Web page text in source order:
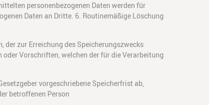
personenbezogenen Daten werden für
Daten an Dritte. 6. Routinemäßige Löschung
zur Erreichung des Speicherungszwecks
Vorschriften, welchen der für die Verarbeitung
vorgeschriebene Speicherfrist ab,
betroffenen Person